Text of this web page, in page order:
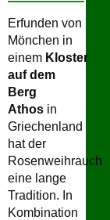
Erfunden von
Mönchen in
einem Kloster
auf dem
Berg
Athos in
Griechenland
hat der
Rosenweihrauch
eine lange
Tradition. In
Kombination